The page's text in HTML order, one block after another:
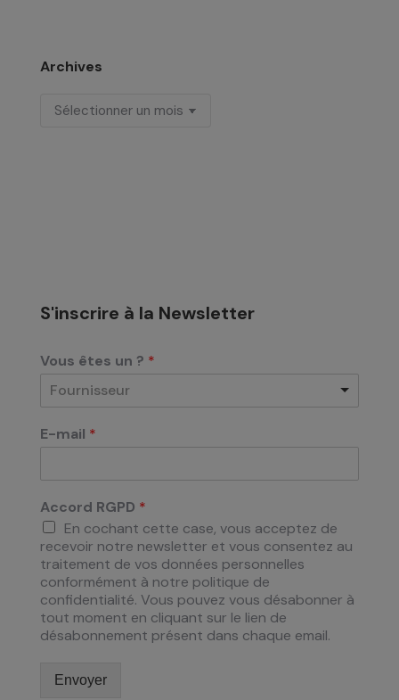
Archives
Archives
S'inscrire à la Newsletter
Vous êtes un ? *
Fournisseur
E-mail *
Accord RGPD *
En cochant cette case, vous acceptez de
recevoir notre newsletter et vous consentez au
traitement de vos données personnelles
conformément à notre politique de
confidentialité. Vous pouvez vous désabonner à
tout moment en cliquant sur le lien de
désabonnement présent dans chaque email.
Envoyer